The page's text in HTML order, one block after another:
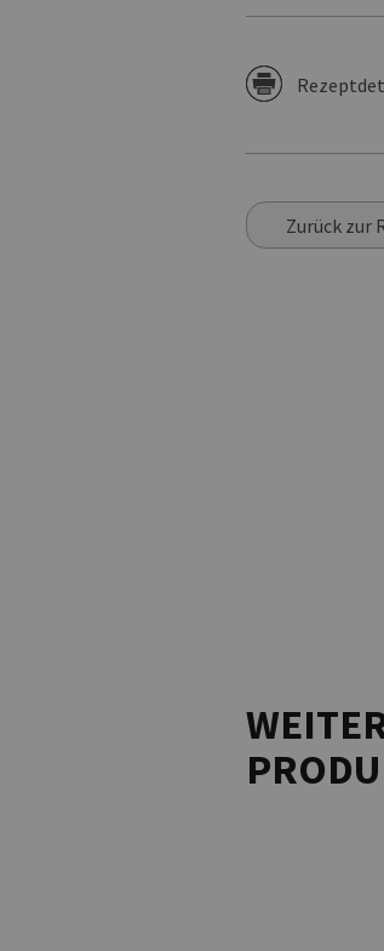
Zurück zur